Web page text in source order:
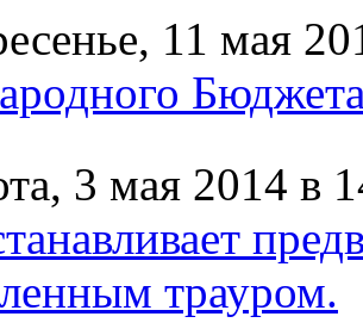
13 мая 2014в
Геннадию
11 мая